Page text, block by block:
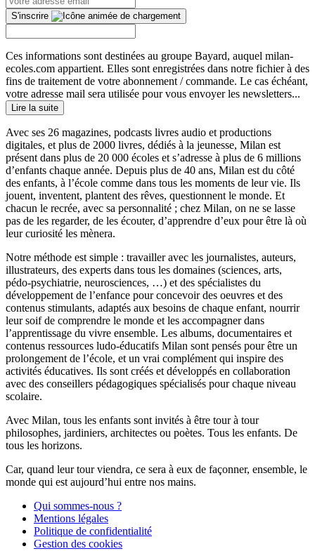
S'inscrire
Ces informations sont destinées au groupe Bayard, auquel milan-
ecoles.com appartient. Elles sont enregistrées dans notre fichier à des
fins de traitement de votre abonnement / commande. Le cas échéant,
votre adresse mail sera utilisée pour vous envoyer les newsletters...
Lire la suite
Avec ses 26 magazines, podcasts livres audio et productions
digitales, et plus de 2000 livres, dédiés à la jeunesse, Milan est
présent dans plus de 20 000 écoles et s’adresse à plus de 6 millions
d’enfants chaque année. Depuis plus de 40 ans, Milan est du côté
des enfants, à l’école comme dans tous les moments de leur vie. Ils
jouent, inventent, plantent des rêves, questionnent le monde. Et
chacun le recrée, avec sa personnalité ; chez Milan, on ne se lasse
pas de les regarder, de les écouter, d’apprendre d’eux pour être là où
leur curiosité les mènera.
Notre méthode est simple : travailler avec les journalistes, auteurs,
illustrateurs, des experts dans tous les domaines (sciences, arts,
pédo-psychiatrie, neurosciences, …) et des spécialistes du
développement de l’enfance pour concevoir des oeuvres et des
contenus stimulants, adaptés aux besoins de chaque enfant, nourrir
leur soif de comprendre le monde et les accompagner dans
l’apprentissage du vivre ensemble. Les albums, documentaires et
contenus ressources ludo-éducatifs Milan sont pensés pour être un
prolongement de l’école, et un vrai complément qui inspire des
activités éducatives. Ils sont créés et développés en collaboration
avec des conseillers pédagogiques spécialisés pour chaque niveau
scolaire.
Avec Milan, tous les enfants sont invités à être tour à tour
philosophes, jardiniers, architectes ou poètes. Tous les enfants. De
tous les horizons.
Car, quand leur tour viendra, ce sera à eux de façonner, ensemble, le
monde qui est aujourd’hui entre nos mains.
Qui sommes-nous ?
Mentions légales
Politique de confidentialité
Gestion des cookies